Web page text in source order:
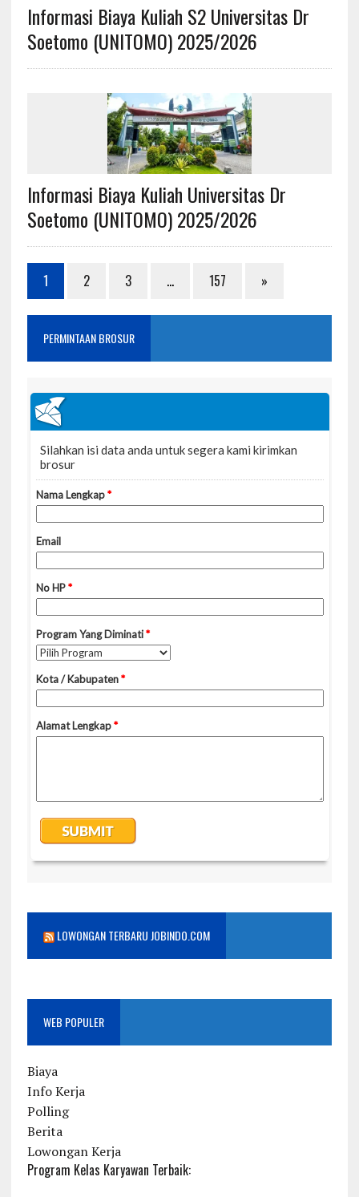
Informasi Biaya Kuliah S2 Universitas Dr
Soetomo (UNITOMO) 2025/2026
Informasi Biaya Kuliah Universitas Dr
Soetomo (UNITOMO) 2025/2026
1 2 3 … 157 »
PERMINTAAN BROSUR
LOWONGAN TERBARU JOBINDO.COM
WEB POPULER
Biaya
Info Kerja
Polling
Berita
Lowongan Kerja
Program Kelas Karyawan Terbaik: